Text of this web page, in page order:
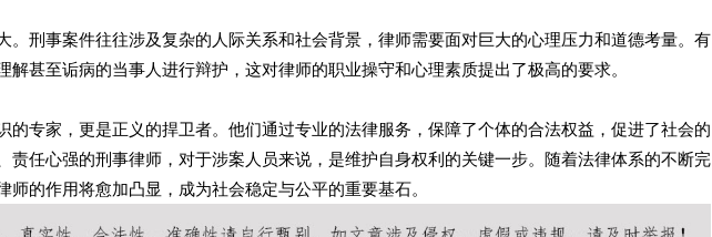
。刑事案件往往涉及复杂的人际关系和社会背景，律师需要面对巨大的心理压力和道德考量。有
解甚至诟病的当事人进行辩护，这对律师的职业操守和心理素质提出了极高的要求。
的专家，更是正义的捍卫者。他们通过专业的法律服务，保障了个体的合法权益，促进了社会的
责任心强的刑事律师，对于涉案人员来说，是维护自身权利的关键一步。随着法律体系的不断完
师的作用将愈加凸显，成为社会稳定与公平的重要基石。